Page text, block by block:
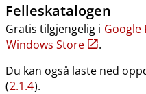
Felleskatalogen
Gratis tilgjengelig i Google
Windows Store
.
Du kan også laste ned
(2.1.4).